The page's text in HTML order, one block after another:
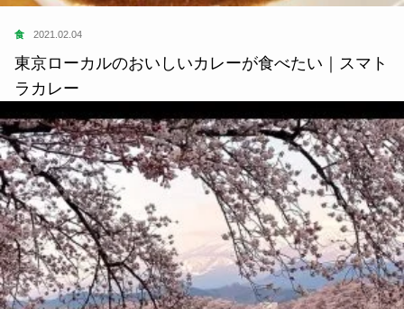
食 2021.02.04
東京ローカルのおいしいカレーが食べたい｜スマト
ラカレー